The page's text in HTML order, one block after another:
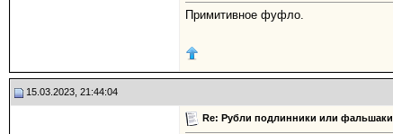
Примитивное фуфло.
15.03.2023, 21:44:04
Re: Рубли подлинники или фальшаки